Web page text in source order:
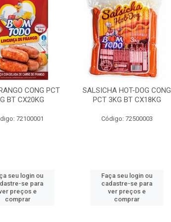
CONG PCT
BT CX20KG
72100001
seu login ou
se para
preços e
comprar
SALSICHA HOT-DOG CONG
PCT 3KG BT CX18KG
Código: 72500003
Faça seu login ou
cadastre-se para
ver preços e
comprar